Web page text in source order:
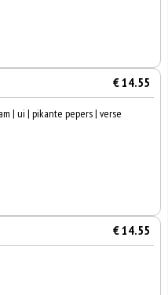
€ 14.55
| ui | pikante pepers | verse
€ 14.55